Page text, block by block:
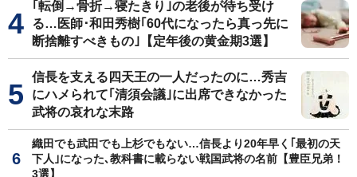
｢転倒→骨折→寝たきり｣の老後が待ち受け
る…医師･和田秀樹｢60代になったら真っ先に
断捨離すべきもの｣【定年後の黄金期3選】
信長を支える四天王の一人だったのに…秀吉
にハメられて｢清須会議｣に出席できなかった
武将の哀れな末路
織田でも武田でも上杉でもない…信長より20年早く｢最初の天
下人｣になった､教科書に載らない戦国武将の名前【豊臣兄弟！
3選】